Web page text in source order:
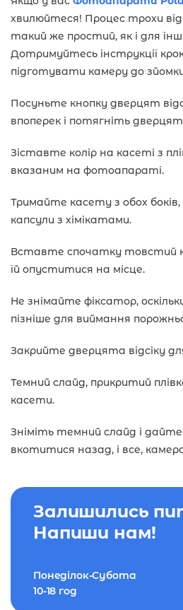
хвилюйтеся! Процес трохи
такий же простий, як і для
Дотримуйтесь інструкції
підготувати камеру до
Посуньте кнопку дверцят
впоперек і потягніть
Зіставте колір на касеті з
вказаним на фотоапараті.
Тримайте касету з обох
капсули з хімікатами.
Вставте спочатку товстий
їй опуститися на місце.
Не знімайте фіксатор,
пізніше для виймання
Закрийте дверцята відсіку
Темний слайд, прикритий
касети.
Зніміть темний слайд і дайте
вкотитися назад, і все,
Залишились
Напиши нам!
Понеділок-Субота
10-18 год